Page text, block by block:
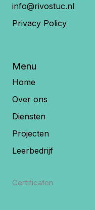
info@rivostuc.nl
Privacy Policy
Menu
Home
Over ons
Diensten
Projecten
Leerbedrijf
Certificaten